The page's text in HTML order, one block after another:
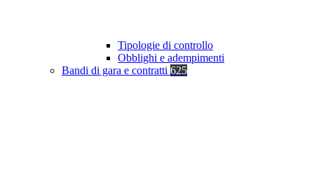
Tipologie di controllo
Obblighi e adempimenti
Bandi di gara e contratti 625